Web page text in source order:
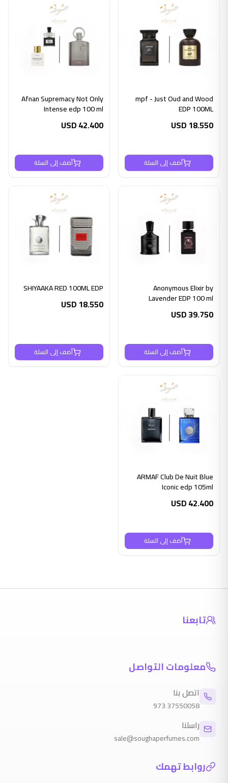
mpf - Just Oud and Wood
EDP 100ML
USD 18.550
أضف إلى السلة
Afnan Supremacy Not Only
Intense edp 100 ml
USD42.400
أضف إلى السلة
Anonymous Elixir by
Lavender EDP 100 ml
USD39.750
أضف إلى السلة
SHIYAAKA RED 100ML EDP
USD 18.550
أضف إلى السلة
ARMAF Club De Nuit Blue
Iconic edp 105ml
USD42.400
أضف إلى السلة
تابعنا
معلومات التواصل
اتصل بنا
97337550058
راسلنا
sale@soughaperfumes.com
روابط تهمك